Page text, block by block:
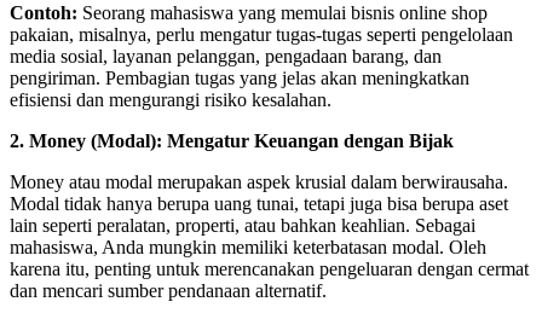
Contoh: Seorang mahasiswa yang memulai bisnis online shop
pakaian, misalnya, perlu mengatur tugas-tugas seperti pengelolaan
media sosial, layanan pelanggan, pengadaan barang, dan
pengiriman. Pembagian tugas yang jelas akan meningkatkan
efisiensi dan mengurangi risiko kesalahan.
2. Money (Modal): Mengatur Keuangan dengan Bijak
Money atau modal merupakan aspek krusial dalam berwirausaha.
Modal tidak hanya berupa uang tunai, tetapi juga bisa berupa aset
lain seperti peralatan, properti, atau bahkan keahlian. Sebagai
mahasiswa, Anda mungkin memiliki keterbatasan modal. Oleh
karena itu, penting untuk merencanakan pengeluaran dengan cermat
dan mencari sumber pendanaan alternatif.